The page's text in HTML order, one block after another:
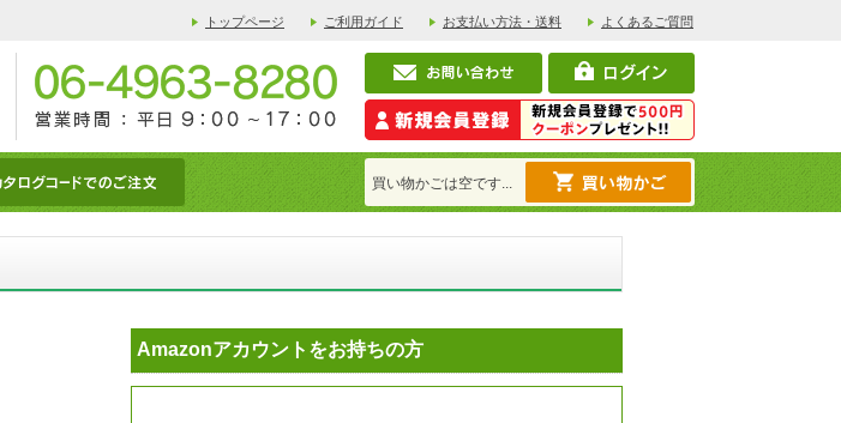
トップページ ご利用ガイド お支払い方法・送料 よくあるご質問
買い物かごは空です...
Amazonアカウントをお持ちの方